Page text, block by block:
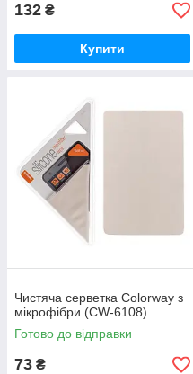
132 ₴
Купити
Чистяча серветка Colorway з
мікрофібри (CW-6108)
Готово до відправки
73 ₴